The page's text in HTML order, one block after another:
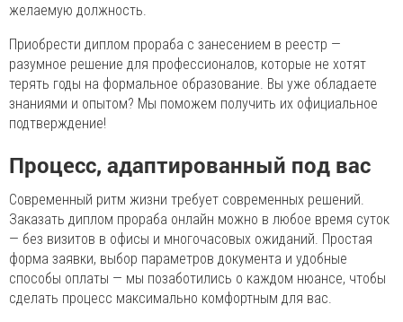
желаемую должность.
Приобрести диплом прораба с занесением в реестр —
разумное решение для профессионалов, которые не хотят
терять годы на формальное образование. Вы уже обладаете
знаниями и опытом? Мы поможем получить их официальное
подтверждение!
Процесс, адаптированный под вас
Современный ритм жизни требует современных решений.
Заказать диплом прораба онлайн можно в любое время суток
— без визитов в офисы и многочасовых ожиданий. Простая
форма заявки, выбор параметров документа и удобные
способы оплаты — мы позаботились о каждом нюансе, чтобы
сделать процесс максимально комфортным для вас.